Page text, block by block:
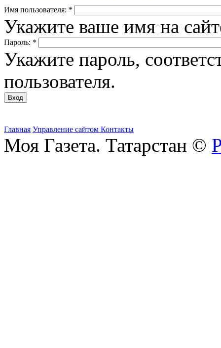
Имя пользователя: *
Укажите ваше имя на
Пароль: *
Укажите пароль,
пользователя.
Главная Управление сайтом Контакты
Моя Газета. Татарстан ©